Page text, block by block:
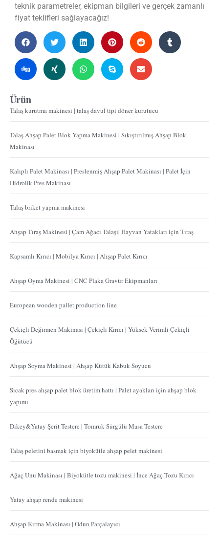
teknik parametreler, ekipman bilgileri ve gerçek zamanlı
fiyat teklifleri sağlayacağız!
Ürün
Talaş kurutma makinesi | talaş davul tipi döner kurutucu
Talaş Ahşap Palet Blok Yapma Makinesi | Sıkıştırılmış Ahşap Blok
Makinası
Kalıplı Palet Makinası | Preslenmiş Ahşap Palet Makinası | Palet İçin
Hidrolik Pres Makinası
Talaş briket yapma makinesi
Ahşap Tıraş Makinesi | Çam Ağacı Talaşı| Hayvan Yatakları için Tıraş
Kapsamlı Kırıcı | Mobilya Kırıcı | Ahşap Palet Kırıcı
Ahşap Oyma Makinesi | CNC Plaka Gravür Ekipmanları
European wooden pallet production line
Çekiçli Değirmen Makinası | Çekiçli Kırıcı | Yüksek Verimli Çekiçli
Öğütücü
Ahşap Soyma Makinesi | Ahşap Kütük Kabuk Soyucu
Sıcak pres ahşap palet blok üretim hattı | Palet ayakları için ahşap blok
yapımı
Dikey&Yatay Şerit Testere | Tomruk Sürgülü Masa Testere
Talaş peletini basmak için biyokütle ahşap pelet makinesi
Ağaç Unu Makinası | Biyokütle tozu makinesi | İnce Ağaç Tozu Kırıcı
Yatay ahşap rende makinesi
Ahşap Kırma Makinası | Odun Parçalayıcı